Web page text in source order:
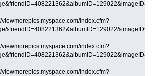
viewmorepics.myspace.com/index.cfm?
viewmorepics.myspace.com/index.cfm?
viewmorepics.myspace.com/index.cfm?